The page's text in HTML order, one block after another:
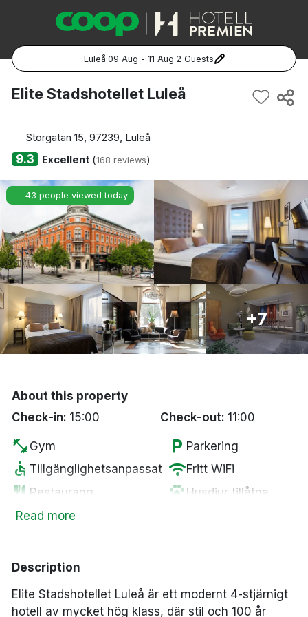
Luleå·09 Aug - 11 Aug·2 Guests
Popular Destinations:
Göteborg
Malmö
Hela Norge
Oslo
Bergen
Hela Danmark
Elite Stadshotellet Luleå
Storgatan 15, 97239, Luleå
9.3 Excellent(168 reviews)
43 people viewed today
+7
About this property
Check-in: 15:00 Check-out: 11:00
fitness_center Gym local_parking Parkering
accessible Tillgänglighetsanpassat wifiFritt WiFi
restaurant Restaurang pets Husdjur tillåtna
smoke_freeRökfria rum
Read more
Description
Elite Stadshotellet Luleå är ett modernt 4-stjärnigt
hotell av mycket hög klass, där stil och 100 år